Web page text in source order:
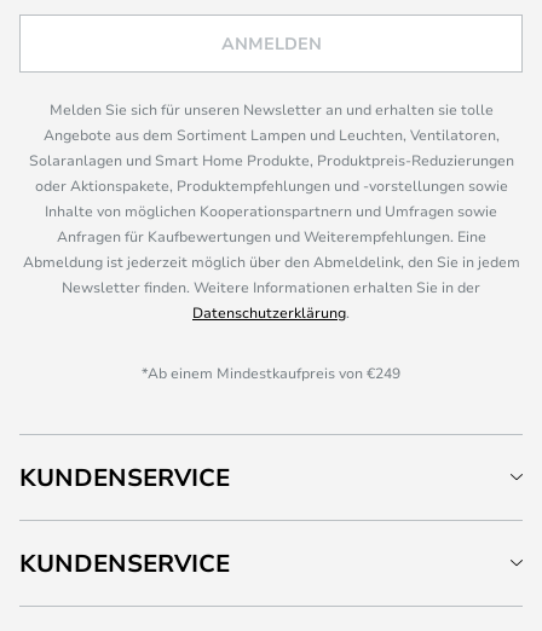
ANMELDEN
Melden Sie sich für unseren Newsletter an und erhalten sie tolle
Angebote aus dem Sortiment Lampen und Leuchten, Ventilatoren,
Solaranlagen und Smart Home Produkte, Produktpreis-Reduzierungen
oder Aktionspakete, Produktempfehlungen und -vorstellungen sowie
Inhalte von möglichen Kooperationspartnern und Umfragen sowie
Anfragen für Kaufbewertungen und Weiterempfehlungen. Eine
Abmeldung ist jederzeit möglich über den Abmeldelink, den Sie in jedem
Newsletter finden. Weitere Informationen erhalten Sie in der
Datenschutzerklärung.
*Ab einem Mindestkaufpreis von €249
KUNDENSERVICE
KUNDENSERVICE